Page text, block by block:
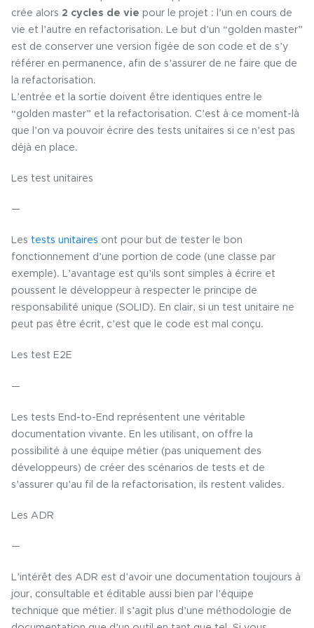
crée alors 2 cycles de vie pour le projet : l’un en cours de
vie et l’autre en refactorisation. Le but d’un “golden master”
est de conserver une version figée de son code et de s’y
référer en permanence, afin de s’assurer de ne faire que de
la refactorisation.
L’entrée et la sortie doivent être identiques entre le
“golden master” et la refactorisation. C’est à ce moment-là
que l’on va pouvoir écrire des tests unitaires si ce n’est pas
déjà en place.
Les test unitaires
—
Les tests unitaires ont pour but de tester le bon
fonctionnement d’une portion de code (une classe par
exemple). L’avantage est qu’ils sont simples à écrire et
poussent le développeur à respecter le principe de
responsabilité unique (SOLID). En clair, si un test unitaire ne
peut pas être écrit, c’est que le code est mal conçu.
Les test E2E
—
Les tests End-to-End représentent une véritable
documentation vivante. En les utilisant, on offre la
possibilité à une équipe métier (pas uniquement des
développeurs) de créer des scénarios de tests et de
s’assurer qu’au fil de la refactorisation, ils restent valides.
Les ADR
—
L’intérêt des ADR est d’avoir une documentation toujours à
jour, consultable et éditable aussi bien par l’équipe
technique que métier. Il s’agit plus d’une méthodologie de